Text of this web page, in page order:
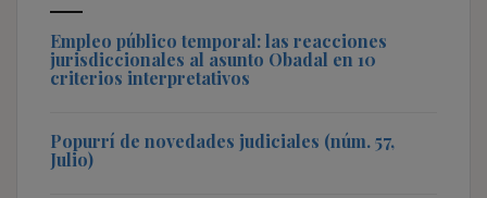
Empleo público temporal: las reacciones
jurisdiccionales al asunto Obadal en 10
criterios interpretativos
Popurrí de novedades judiciales (núm. 57,
Julio)